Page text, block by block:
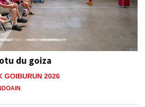
du goiza
GOIBURUN 2026